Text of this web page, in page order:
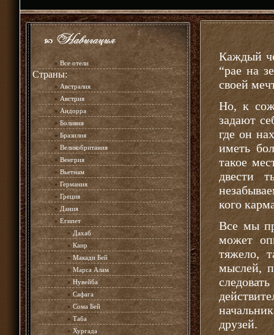
» Все отели
Страны:
» Австралия
» Австрия
» Андорра
» Боливия
» Бразилия
» Великобритания
» Венгрия
» Вьетнам
» Германия
» Греция
» Дания
» Египет
»Дахаб
»Каир
»Макади Бей
» Марса Алам
» Нувейба
» Сафага
» Сома Бей
» Таба
» Хургада
Каждый
“рае на
своей
Но, к
задают
где он
иметь
такое
двести
кого
Все мы
может
тяжело,
мыслей,
друзей.